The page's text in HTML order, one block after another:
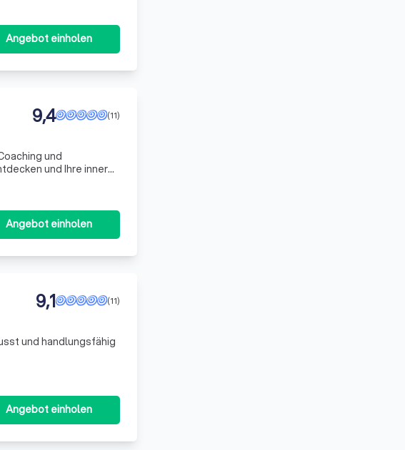
Angebot einholen
(11)
9,4
und
und Ihre inneren
des
Angebot einholen
(11)
9,1
Angebot einholen